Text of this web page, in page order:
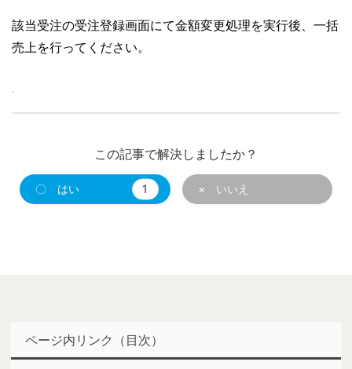
該当受注の受注登録画面にて金額変更処理を実行後、一括
売上を行ってください。
この記事で解決しましたか？
〇 はい 1 × いいえ
ページ内リンク（目次）